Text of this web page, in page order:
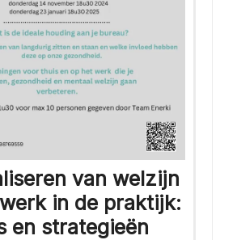
van welzijn
in de praktijk:
en strategieën